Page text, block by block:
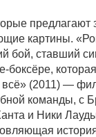
картины.
бой,
(2011) —
команды,
и Ники